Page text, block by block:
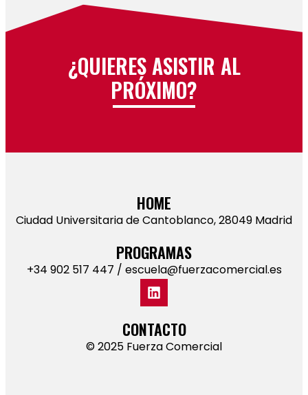
¿QUIERES ASISTIR AL
PRÓXIMO?
HOME
Ciudad Universitaria de Cantoblanco, 28049 Madrid
PROGRAMAS
+34 902 517 447 / escuela@fuerzacomercial.es​
CONTACTO
© 2025 Fuerza Comercial